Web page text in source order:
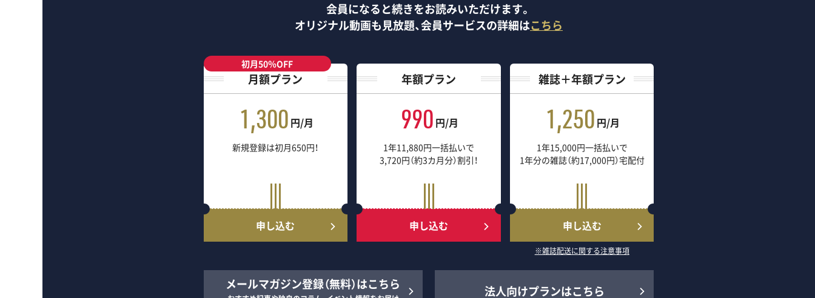
会員になると続きをお読みいただけます。
オリジナル動画も見放題、会員サービスの詳細はこちら
初月50％OFF
月額プラン
1,300 円/月
新規登録は初月650円！
申し込む
年額プラン
990 円/月
1年11,880円一括払いで
3,720円（約3カ月分）割引！
申し込む
雑誌＋年額プラン
1,250 円/月
1年15,000円一括払いで
1年分の雑誌（約17,000円）宅配付
申し込む
※雑誌配送に関する注意事項
メールマガジン登録（無料）はこちら 法人向けプランはこちら